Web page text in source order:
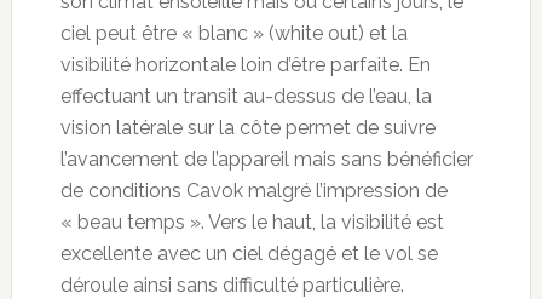
ciel peut être « blanc » (white out) et la
visibilité horizontale loin d’être parfaite. En
effectuant un transit au-dessus de l’eau, la
vision latérale sur la côte permet de suivre
l’avancement de l’appareil mais sans bénéficier
de conditions Cavok malgré l’impression de
« beau temps ». Vers le haut, la visibilité est
excellente avec un ciel dégagé et le vol se
déroule ainsi sans difficulté particulière.